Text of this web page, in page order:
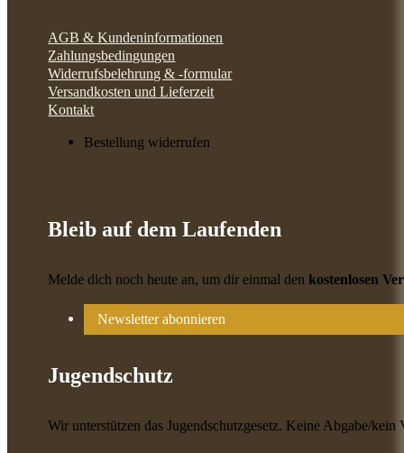
AGB & Kundeninformationen
Zahlungsbedingungen
Widerrufsbelehrung & -formular
Versandkosten und Lieferzeit
Kontakt
Bestellung widerrufen
Bleib auf dem Laufenden
Melde dich noch heute an, um dir einmal denkostenlosen
Newsletter abonnieren
Jugendschutz
Wir unterstützen das Jugendschutzgesetz. Keine Abgabe/